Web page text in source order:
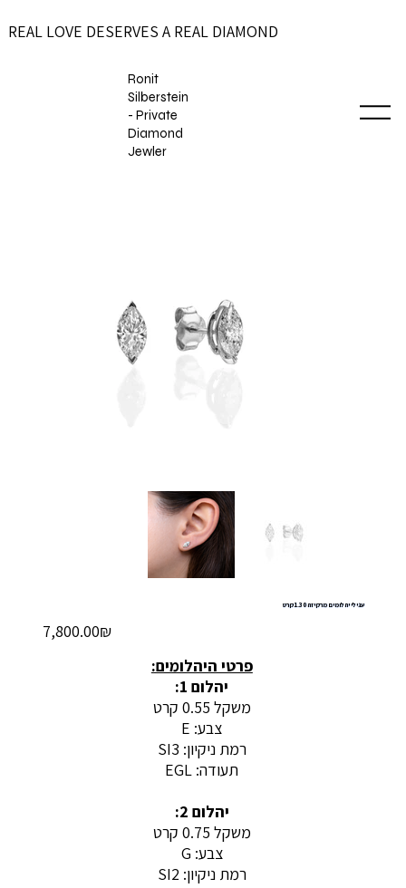
REAL LOVE DESERVES A REAL DIAMOND
Ronit
Silberstein
- Private
Diamond
Jewler
עגילי יהלומים מרקיזה 1.30 קרט
‏7,800.00 ‏₪
פרטי היהלומים:
יהלום 1:
משקל 0.55 קרט
צבע: E
רמת ניקיון: SI3
תעודה: EGL
יהלום 2:
משקל 0.75 קרט
צבע: G
רמת ניקיון: SI2